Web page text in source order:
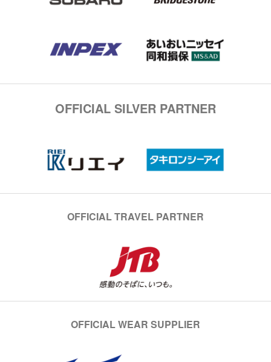
OFFICIAL SILVER PARTNER
OFFICIAL TRAVEL PARTNER
OFFICIAL WEAR SUPPLIER